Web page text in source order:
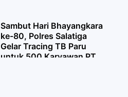
Sambut Hari Bhayangkara
ke-80, Polres Salatiga
Gelar Tracing TB Paru
untuk 500 Karyawan PT